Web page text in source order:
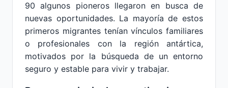
90 algunos pioneros llegaron en busca de
nuevas oportunidades. La mayoría de estos
primeros migrantes tenían vínculos familiares
o profesionales con la región antártica,
motivados por la búsqueda de un entorno
seguro y estable para vivir y trabajar.